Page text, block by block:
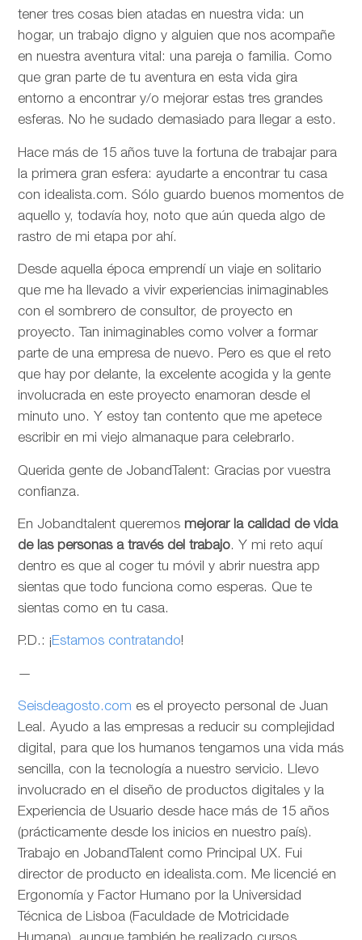
tener tres cosas bien atadas en nuestra vida: un
hogar, un trabajo digno y alguien que nos acompañe
en nuestra aventura vital: una pareja o familia. Como
que gran parte de tu aventura en esta vida gira
entorno a encontrar y/o mejorar estas tres grandes
esferas. No he sudado demasiado para llegar a esto.
Hace más de 15 años tuve la fortuna de trabajar para
la primera gran esfera: ayudarte a encontrar tu casa
con idealista.com. Sólo guardo buenos momentos de
aquello y, todavía hoy, noto que aún queda algo de
rastro de mi etapa por ahí.
Desde aquella época emprendí un viaje en solitario
que me ha llevado a vivir experiencias inimaginables
con el sombrero de consultor, de proyecto en
proyecto. Tan inimaginables como volver a formar
parte de una empresa de nuevo. Pero es que el reto
que hay por delante, la excelente acogida y la gente
involucrada en este proyecto enamoran desde el
minuto uno. Y estoy tan contento que me apetece
escribir en mi viejo almanaque para celebrarlo.
Querida gente de JobandTalent: Gracias por vuestra
confianza.
En Jobandtalent queremos mejorar la calidad de vida
de las personas a través del trabajo. Y mi reto aquí
dentro es que al coger tu móvil y abrir nuestra app
sientas que todo funciona como esperas. Que te
sientas como en tu casa.
P.D.: ¡Estamos contratando!
—
Seisdeagosto.com es el proyecto personal de Juan
Leal. Ayudo a las empresas a reducir su complejidad
digital, para que los humanos tengamos una vida más
sencilla, con la tecnología a nuestro servicio. Llevo
involucrado en el diseño de productos digitales y la
Experiencia de Usuario desde hace más de 15 años
(prácticamente desde los inicios en nuestro país).
Trabajo en JobandTalent como Principal UX. Fui
director de producto en idealista.com. Me licencié en
Ergonomía y Factor Humano por la Universidad
Técnica de Lisboa (Faculdade de Motricidade